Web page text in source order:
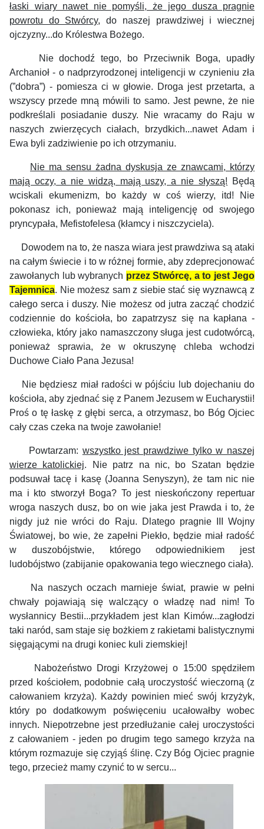
łaski wiary nawet nie pomyśli, że jego dusza pragnie
powrotu do Stwórcy, do naszej prawdziwej i wiecznej
ojczyzny...do Królestwa Bożego.
Nie dochodź tego, bo Przeciwnik Boga, upadły
Archanioł - o nadprzyrodzonej inteligencji w czynieniu zła
(”dobra”) - pomiesza ci w głowie. Droga jest przetarta, a
wszyscy przede mną mówili to samo. Jest pewne, że nie
podkreślali posiadanie duszy. Nie wracamy do Raju w
naszych zwierzęcych ciałach, brzydkich...nawet Adam i
Ewa byli zadziwienie po ich otrzymaniu.
Nie ma sensu żadna dyskusja ze znawcami, którzy
mają oczy, a nie widzą, mają uszy, a nie słyszą! Będą
wciskali ekumenizm, bo każdy w coś wierzy, itd! Nie
pokonasz ich, ponieważ mają inteligencję od swojego
pryncypała, Mefistofelesa (kłamcy i niszczyciela).
Dowodem na to, że nasza wiara jest prawdziwa są ataki
na całym świecie i to w różnej formie, aby zdeprecjonować
zawołanych lub wybranych przez Stwórcę, a to jest Jego
Tajemnica. Nie możesz sam z siebie stać się wyznawcą z
całego serca i duszy. Nie możesz od jutra zacząć chodzić
codziennie do kościoła, bo zapatrzysz się na kapłana -
człowieka, który jako namaszczony sługa jest cudotwórcą,
ponieważ sprawia, że w okruszynę chleba wchodzi
Duchowe Ciało Pana Jezusa!
Nie będziesz miał radości w pójściu lub dojechaniu do
kościoła, aby zjednać się z Panem Jezusem w Eucharystii!
Proś o tę łaskę z głębi serca, a otrzymasz, bo Bóg Ojciec
cały czas czeka na twoje zawołanie!
Powtarzam: wszystko jest prawdziwe tylko w naszej
wierze katolickiej. Nie patrz na nic, bo Szatan będzie
podsuwał tacę i kasę (Joanna Senyszyn), że tam nic nie
ma i kto stworzył Boga? To jest nieskończony repertuar
wroga naszych dusz, bo on wie jaka jest Prawda i to, że
nigdy już nie wróci do Raju. Dlatego pragnie III Wojny
Światowej, bo wie, że zapełni Piekło, będzie miał radość
w duszobójstwie, którego odpowiednikiem jest
ludobójstwo (zabijanie opakowania tego wiecznego ciała).
Na naszych oczach marnieje świat, prawie w pełni
chwały pojawiają się walczący o władzę nad nim! To
wysłannicy Bestii...przykładem jest klan Kimów...zagłodzi
taki naród, sam staje się bożkiem z rakietami balistycznymi
sięgającymi na drugi koniec kuli ziemskiej!
Nabożeństwo Drogi Krzyżowej o 15:00 spędziłem
przed kościołem, podobnie całą uroczystość wieczorną (z
całowaniem krzyża). Każdy powinien mieć swój krzyżyk,
który po dodatkowym poświęceniu ucałowałby wobec
innych. Niepotrzebne jest przedłużanie całej uroczystości
z całowaniem - jeden po drugim tego samego krzyża na
którym rozmazuje się czyjąś ślinę. Czy Bóg Ojciec pragnie
tego, przecież mamy czynić to w sercu...